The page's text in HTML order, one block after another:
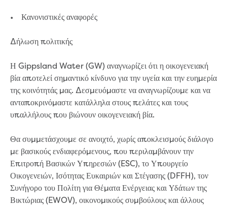
Water Factory solar project
Heyfield to Coongulla interconnect
Upgrade to Dawson Street pump
station in Sale
Gippsland Regional Organics Expansion
Gippsland Regional Organics
About us
Our compost
Waste treatment
Take a virtual tour
Protecting drinking water for Churchill
and surrounding communities
• Κανονιστικές αναφορές
Δήλωση πολιτικής
Η Gippsland Water (GW) αναγνωρίζει ότι η οικογενειακή
βία αποτελεί σημαντικό κίνδυνο για την υγεία και την ευημερία
της κοινότητάς μας. Δεσμευόμαστε να αναγνωρίζουμε και να
ανταποκρινόμαστε κατάλληλα στους πελάτες και τους
υπαλλήλους που βιώνουν οικογενειακή βία.
Θα συμμετάσχουμε σε ανοιχτό, χωρίς αποκλεισμούς διάλογο
με βασικούς ενδιαφερόμενους, που περιλαμβάνουν την
Επιτροπή Βασικών Υπηρεσιών (ESC), το Υπουργείο
Οικογενειών, Ισότητας Ευκαιριών και Στέγασης (DFFH), τον
Συνήγορο του Πολίτη για Θέματα Ενέργειας και Υδάτων της
Βικτώριας (EWOV), οικονομικούς συμβούλους και άλλους